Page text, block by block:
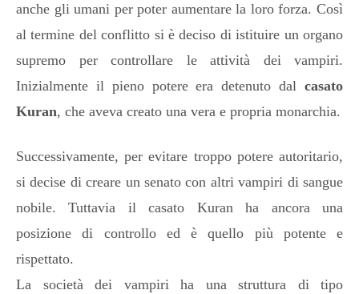
anche gli umani per poter aumentare la loro forza. Così
al termine del conflitto si è deciso di istituire un organo
supremo per controllare le attività dei vampiri.
Inizialmente il pieno potere era detenuto dal casato
Kuran, che aveva creato una vera e propria monarchia.
Successivamente, per evitare troppo potere autoritario,
si decise di creare un senato con altri vampiri di sangue
nobile. Tuttavia il casato Kuran ha ancora una
posizione di controllo ed è quello più potente e
rispettato.
La società dei vampiri ha una struttura di tipo